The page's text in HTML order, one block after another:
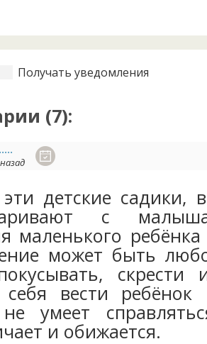
Получать уведомления
(7):
детские садики,
с
маленького
может быть
вести ребёнок
умеет
и обижается.